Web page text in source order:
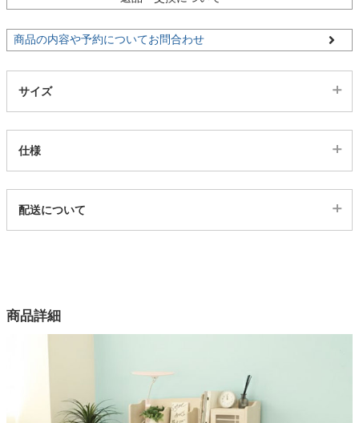
生活用品
タワー
商品の内容や予約についてお問合わせ
サイズ
仕様
2ss07001122
1色
配送について
商品詳細